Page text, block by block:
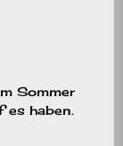
Sommer
es haben.